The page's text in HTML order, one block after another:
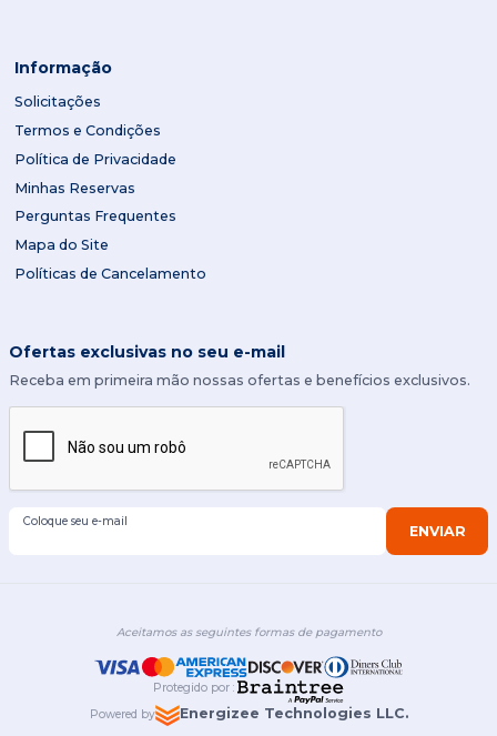
Informação
Solicitações
Termos e Condições
Política de Privacidade
Minhas Reservas
Perguntas Frequentes
Mapa do Site
Políticas de Cancelamento
Ofertas exclusivas no seu e-mail
Receba em primeira mão nossas ofertas e benefícios exclusivos.
Coloque seu e-mail
ENVIAR
Aceitamos as seguintes formas de pagamento
Protegido por :
Powered by
Energizee Technologies LLC.